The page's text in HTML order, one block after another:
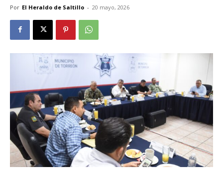
Por El Heraldo de Saltillo - 20 mayo, 2026